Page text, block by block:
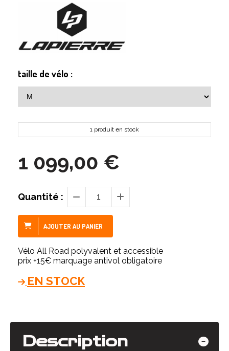
taille de vélo :
1 produit en stock
1 099,00 €
Quantité :
AJOUTER AU PANIER
Vélo All Road polyvalent et accessible
prix +15€ marquage antivol obligatoire
EN STOCK
Description